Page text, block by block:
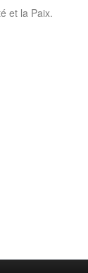
et la Paix.